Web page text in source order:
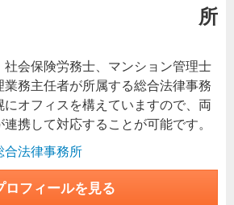
所
社会保険労務士、マンション管理士
業務主任者が所属する総合法律事務
にオフィスを構えていますので、両
携して対応することが可能です。
合法律事務所
ロフィールを見る